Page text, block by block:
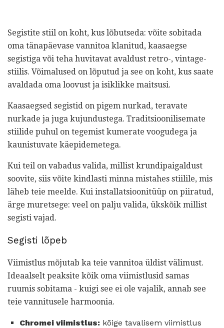
Segistite stiil on koht, kus lõbutseda: võite sobitada
oma tänapäevase vannitoa klanitud, kaasaegse
segistiga või teha huvitavat avaldust retro-, vintage-
stiilis. Võimalused on lõputud ja see on koht, kus saate
avaldada oma loovust ja isiklikke maitsusi.
Kaasaegsed segistid on pigem nurkad, teravate
nurkade ja juga kujundustega. Traditsioonilisemate
stiilide puhul on tegemist kumerate voogudega ja
kaunistuvate käepidemetega.
Kui teil on vabadus valida, millist krundipaigaldust
soovite, siis võite kindlasti minna mistahes stiilile, mis
läheb teie meelde. Kui installatsioonitüüp on piiratud,
ärge muretsege: veel on palju valida, ükskõik millist
segisti vajad.
Segisti lõpeb
Viimistlus mõjutab ka teie vannitoa üldist välimust.
Ideaalselt peaksite kõik oma viimistlusid samas
ruumis sobitama - kuigi see ei ole vajalik, annab see
teie vannitusele harmoonia.
Chromei viimistlus: kõige tavalisem viimistlus